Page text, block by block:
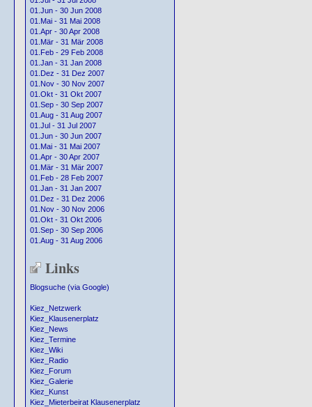
01.Jun - 30 Jun 2008
01.Mai - 31 Mai 2008
01.Apr - 30 Apr 2008
01.Mär - 31 Mär 2008
01.Feb - 29 Feb 2008
01.Jan - 31 Jan 2008
01.Dez - 31 Dez 2007
01.Nov - 30 Nov 2007
01.Okt - 31 Okt 2007
01.Sep - 30 Sep 2007
01.Aug - 31 Aug 2007
01.Jul - 31 Jul 2007
01.Jun - 30 Jun 2007
01.Mai - 31 Mai 2007
01.Apr - 30 Apr 2007
01.Mär - 31 Mär 2007
01.Feb - 28 Feb 2007
01.Jan - 31 Jan 2007
01.Dez - 31 Dez 2006
01.Nov - 30 Nov 2006
01.Okt - 31 Okt 2006
01.Sep - 30 Sep 2006
01.Aug - 31 Aug 2006
Links
Blogsuche (via Google)
Kiez_Netzwerk
Kiez_Klausenerplatz
Kiez_News
Kiez_Termine
Kiez_Wiki
Kiez_Radio
Kiez_Forum
Kiez_Galerie
Kiez_Kunst
Kiez_Mieterbeirat Klausenerplatz